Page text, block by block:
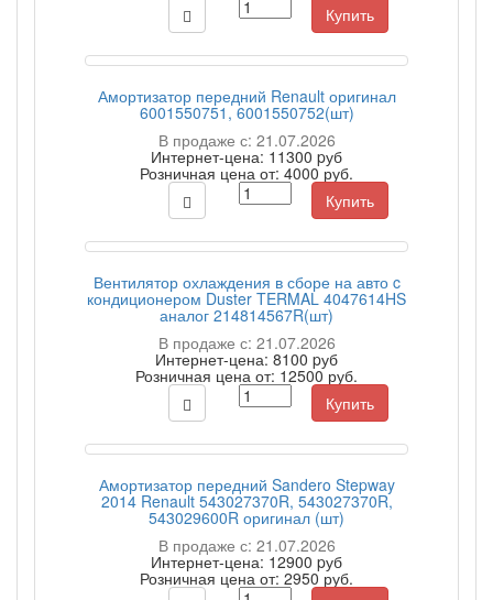
Купить
Амортизатор передний Renault оригинал
6001550751, 6001550752(шт)
В продаже с: 21.07.2026
Интернет-цена: 11300 pуб
Розничная цена от: 4000 руб.
Купить
Вентилятор охлаждения в сборе на авто c
кондиционером Duster TERMAL 4047614HS
аналог 214814567R(шт)
В продаже с: 21.07.2026
Интернет-цена: 8100 pуб
Розничная цена от: 12500 руб.
Купить
Амортизатор передний Sandero Stepway
2014 Renault 543027370R, 543027370R,
543029600R оригинал (шт)
В продаже с: 21.07.2026
Интернет-цена: 12900 pуб
Розничная цена от: 2950 руб.